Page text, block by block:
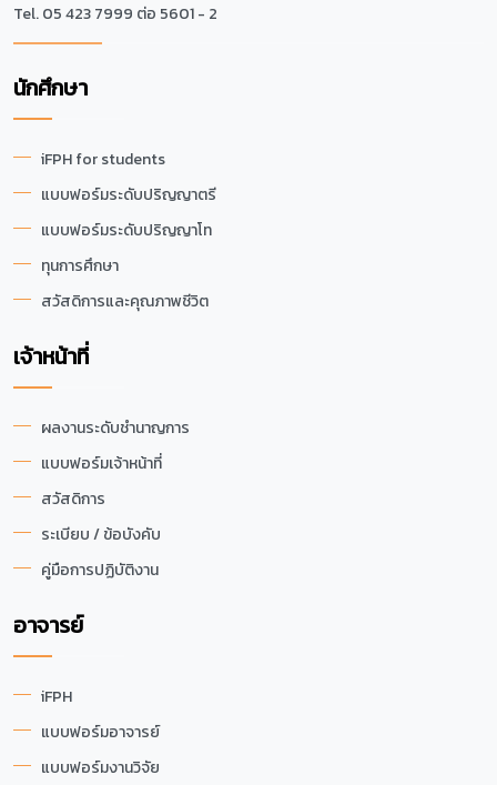
Tel. 05 423 7999 ต่อ 5601 - 2
นักศึกษา
iFPH for students
แบบฟอร์มระดับปริญญาตรี
แบบฟอร์มระดับปริญญาโท
ทุนการศึกษา
สวัสดิการและคุณภาพชีวิต
เจ้าหน้าที่
ผลงานระดับชำนาญการ
แบบฟอร์มเจ้าหน้าที่
สวัสดิการ
ระเบียบ / ข้อบังคับ
คู่มือการปฏิบัติงาน
อาจารย์
iFPH
แบบฟอร์มอาจารย์
แบบฟอร์มงานวิจัย